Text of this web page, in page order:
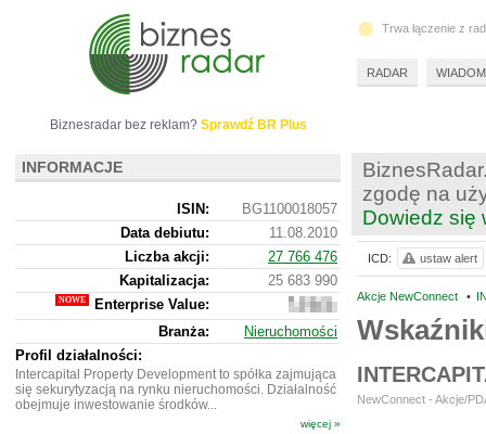
zgodę na
Dowiedz się
Akcje NewConnect •
NewConnect - Akcje/
ICD: ustaw alert
Biznesradar bez reklam? Sprawdź BR Plus
INFORMACJE
ISIN:
BG1100018057
Data debiutu:
11.08.2010
Liczba akcji:
27 766 476
Kapitalizacja:
25 683 990
Enterprise Value:
51
908
605
Branża:
Nieruchomości
Profil działalności:
Intercapital Property Development to spółka zajmująca
się sekurytyzacją na rynku nieruchomości. Działalność
obejmuje inwestowanie środków...
więcej »
Trwa łączenie z
RADAR